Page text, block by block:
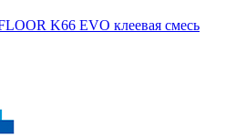
K66 EVO клеевая смесь